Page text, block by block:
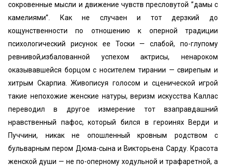
сокровенные мысли и движение чувств пресловутой ’’дамы с
камелиями”. Как не случаен и тот дерзкий до
кощунственности по отношению к оперной традиции
психологический рисунок ее Тоски — слабой, по-глупому
ревнивой,избалованной успехом актрисы, ненароком
оказывавшейся борцом с носителем тирании — свирепым и
хитрым Скарпиа. Живописуя голосом и сценической игрой
такие непохожие женские натуры, веризм искусства Каллас
переводил в другое измерение тот взаправдашний
нравственный пафос, который бился в героинях Верди и
Пуччини, никак не опошленный кровным родством с
бульварным пером Дюма-сына и Викторьена Сарду. Красота
женской души — не по-оперному ходульной и трафаретной, а